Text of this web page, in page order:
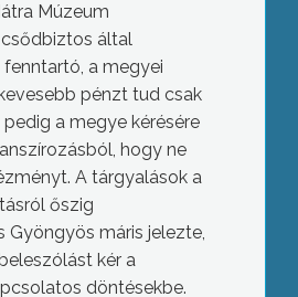
Múzeum
által
a megyei
pénzt tud csak
a megye kérésére
hogy ne
A tárgyalások a
őszig
Gyöngyös máris jelezte,
kér a
döntésekbe.